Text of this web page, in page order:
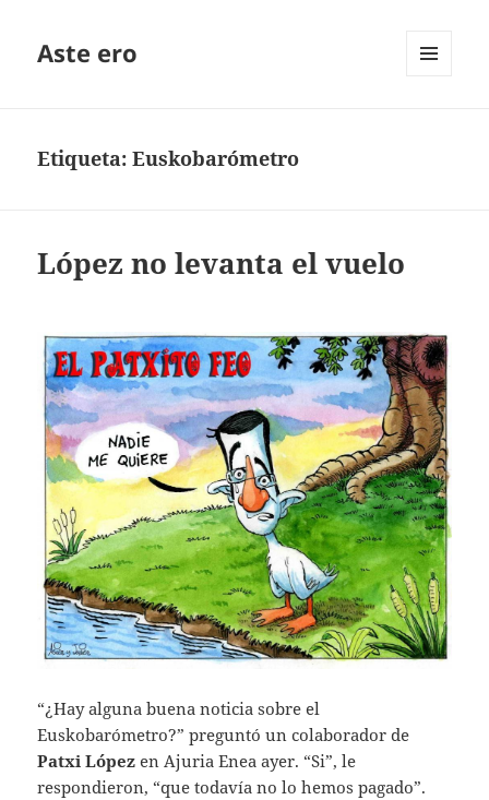
Aste ero
Etiqueta:Euskobarómetro
López no levanta el vuelo
“¿Hay alguna buena noticia sobre el
Euskobarómetro?” preguntó un colaborador de
Patxi López en Ajuria Enea ayer. “Si”, le
respondieron, “que todavía no lo hemos pagado”.